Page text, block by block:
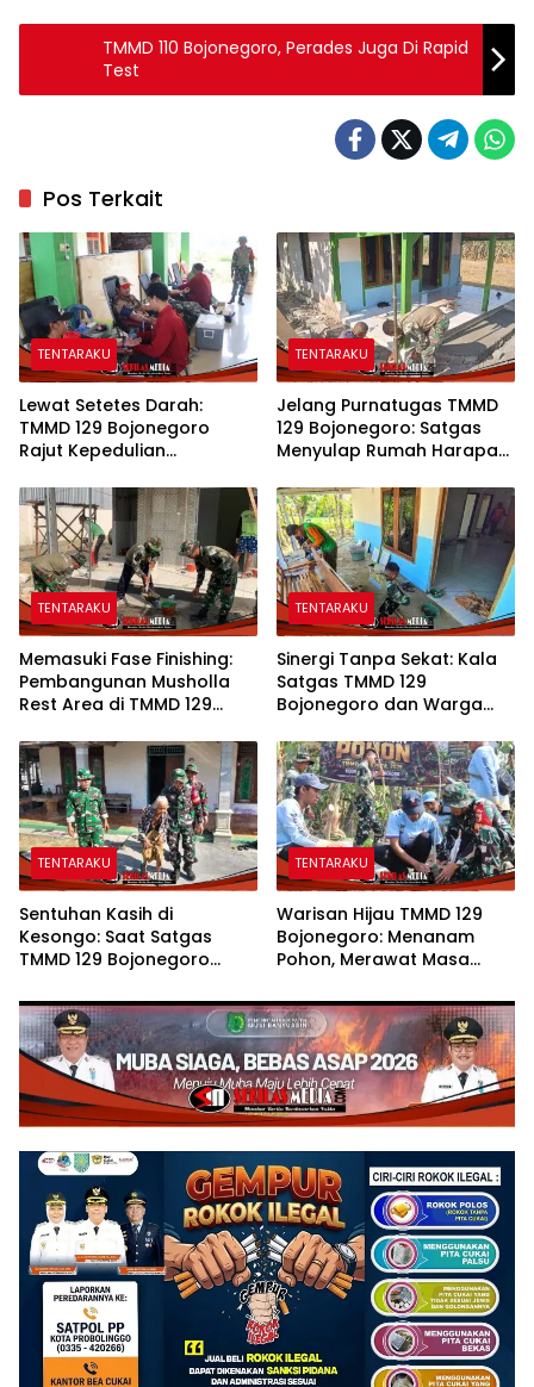
TMMD 110 Bojonegoro, Perades Juga Di Rapid
Test
Pos Terkait
TENTARAKU
Lewat Setetes Darah:
TMMD 129 Bojonegoro
Rajut Kepedulian
Kesongo
TENTARAKU
Jelang Purnatugas TMMD
129 Bojonegoro: Satgas
Menyulap Rumah Harapan
Hunian Layak dan Nyaman
TENTARAKU
Memasuki Fase Finishing:
Pembangunan Musholla
Rest Area di TMMD 129
Keramik dan Pengecatan
Teras
TENTARAKU
Sinergi Tanpa Sekat: Kala
Satgas TMMD 129
Bojonegoro dan Warga
Merajut Asa Ibu Jasmiati
TENTARAKU
Sentuhan Kasih di
Kesongo: Saat Satgas
TMMD 129 Bojonegoro
Menatap Rumah Baru Anak
Tercinta
TENTARAKU
Warisan Hijau TMMD 129
Bojonegoro: Menanam
Pohon, Merawat Masa